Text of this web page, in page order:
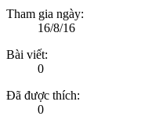
Tham gia ngày:
16/8/16
Bài viết:
0
Đã được thích:
0